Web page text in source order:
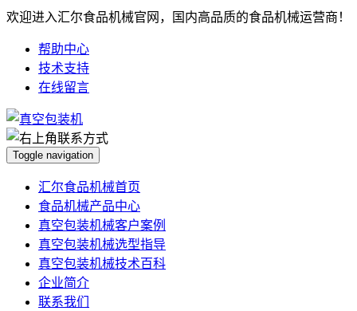
欢迎进入汇尔食品机械官网，国内高品质的食品机械运营商！
帮助中心
技术支持
在线留言
Toggle navigation
汇尔食品机械首页
食品机械产品中心
真空包装机械客户案例
真空包装机械选型指导
真空包装机械技术百科
企业简介
联系我们